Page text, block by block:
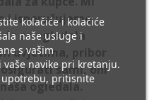
i isporučujemo
se ogledala
uvjetima, pribor
sami, oni
ogledala.
kolačiće i kolačiće
naše usluge i
s vašim
navike pri kretanju.
pritisnite